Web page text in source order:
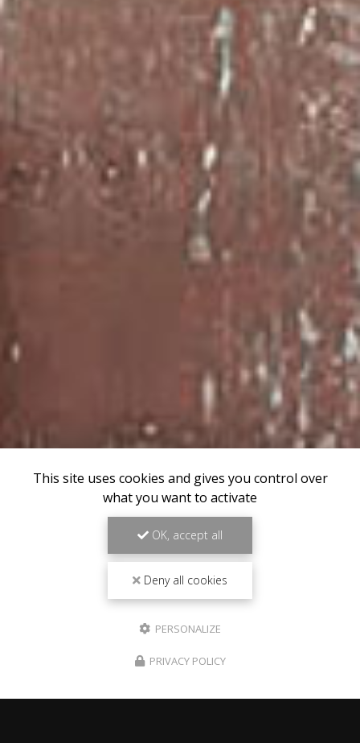
This site uses cookies and gives you control over
what you want to activate
OK, accept all
Deny all cookies
PERSONALIZE
PRIVACY POLICY